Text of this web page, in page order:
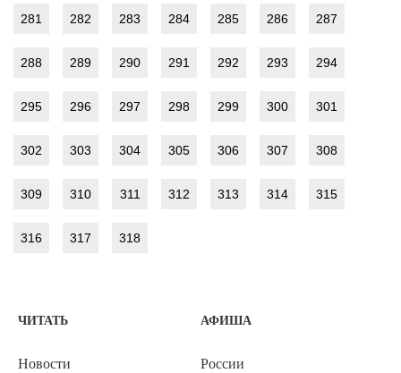
281 282 283 284 285 286 287
288 289 290 291 292 293 294
295 296 297 298 299 300 301
302 303 304 305 306 307 308
309 310 311 312 313 314 315
316 317 318
ЧИТАТЬ
Новости
АФИША
России